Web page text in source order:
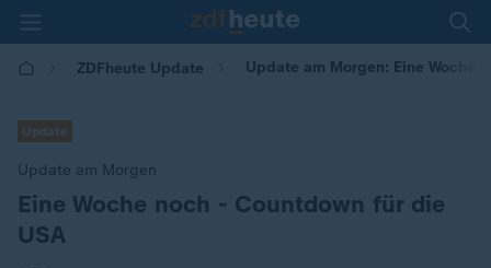
ZDFheute Update Update am Morgen: Eine Woche
Update
Update am Morgen
:Eine Woche noch - Countdown für die
USA